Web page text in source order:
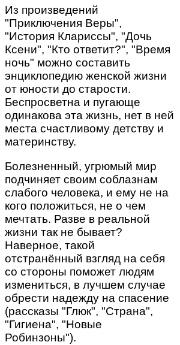
Из произведений
"Приключения Веры",
"История Клариссы", "Дочь
Ксени", "Кто ответит?", "Время
ночь" можно составить
энциклопедию женской жизни
от юности до старости.
Беспросветна и пугающе
одинакова эта жизнь, нет в ней
места счастливому детству и
материнству.
Болезненный, угрюмый мир
подчиняет своим соблазнам
слабого человека, и ему не на
кого положиться, не о чем
мечтать. Разве в реальной
жизни так не бывает?
Наверное, такой
отстранённый взгляд на себя
со стороны поможет людям
измениться, в лучшем случае
обрести надежду на спасение
(рассказы "Глюк", "Страна",
"Гигиена", "Новые
Робинзоны").